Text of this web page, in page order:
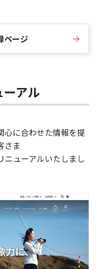
ページ
アル
心に合わせた情報を提
さま
ニューアルいたしまし